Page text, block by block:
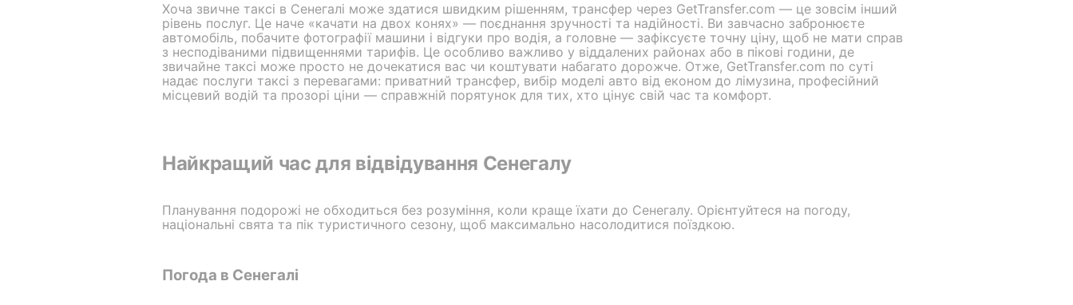
Хоча звичне таксі в Сенегалі може здатися швидким рішенням, трансфер через GetTransfer.com — це зовсім інший
рівень послуг. Це наче «качати на двох конях» — поєднання зручності та надійності. Ви завчасно забронюєте
автомобіль, побачите фотографії машини і відгуки про водія, а головне — зафіксуєте точну ціну, щоб не мати справ
з несподіваними підвищеннями тарифів. Це особливо важливо у віддалених районах або в пікові години, де
звичайне таксі може просто не дочекатися вас чи коштувати набагато дорожче. Отже, GetTransfer.com по суті
надає послуги таксі з перевагами: приватний трансфер, вибір моделі авто від економ до лімузина, професійний
місцевий водій та прозорі ціни — справжній порятунок для тих, хто цінує свій час та комфорт.
Найкращий час для відвідування Сенегалу
Планування подорожі не обходиться без розуміння, коли краще їхати до Сенегалу. Орієнтуйтеся на погоду,
національні свята та пік туристичного сезону, щоб максимально насолодитися поїздкою.
Погода в Сенегалі